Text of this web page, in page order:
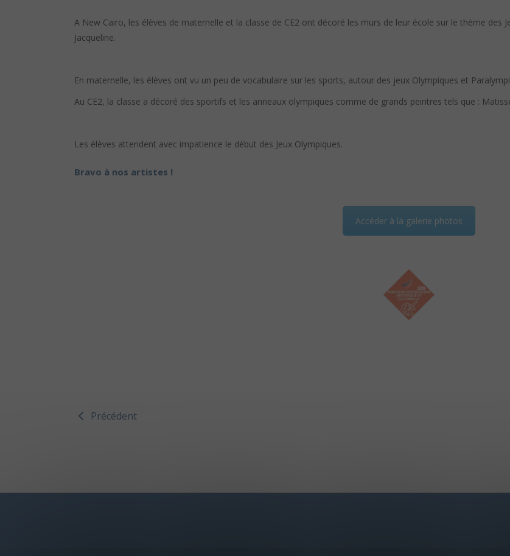
A New Cairo, les élèves de maternelle et la classe de CE2 ont décoré les murs de leur école sur le thème des
Jacqueline.
En maternelle, les élèves ont vu un peu de vocabulaire sur les sports, autour des jeux Olympiques et
Au CE2, la classe a décoré des sportifs et les anneaux olympiques comme de grands peintres tels que :
Les élèves attendent avec impatience le début des Jeux Olympiques.
Bravo à nos artistes !
Accéder à la galerie photos
Précédent